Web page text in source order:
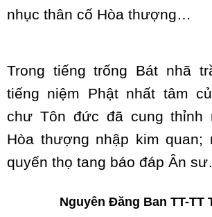
nhục thân cố Hòa thượng…
Trong tiếng trống Bát nhã
tiếng niệm Phật nhất tâm
chư Tôn đức đã cung thỉnh
Hòa thượng nhập kim quan;
quyến thọ tang báo đáp Ân
Nguyên Đăng Ban TT-TT